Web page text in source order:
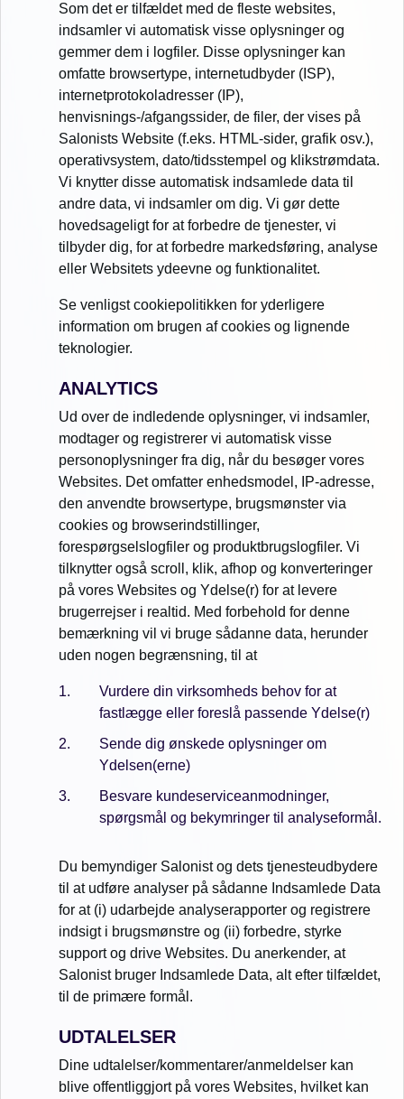
Som det er tilfældet med de fleste websites,
indsamler vi automatisk visse oplysninger og
gemmer dem i logfiler. Disse oplysninger kan
omfatte browsertype, internetudbyder (ISP),
internetprotokoladresser (IP),
henvisnings-/afgangssider, de filer, der vises på
Salonists Website (f.eks. HTML-sider, grafik osv.),
operativsystem, dato/tidsstempel og klikstrømdata.
Vi knytter disse automatisk indsamlede data til
andre data, vi indsamler om dig. Vi gør dette
hovedsageligt for at forbedre de tjenester, vi
tilbyder dig, for at forbedre markedsføring, analyse
eller Websitets ydeevne og funktionalitet.
Se venligst cookiepolitikken for yderligere
information om brugen af cookies og lignende
teknologier.
ANALYTICS
Ud over de indledende oplysninger, vi indsamler,
modtager og registrerer vi automatisk visse
personoplysninger fra dig, når du besøger vores
Websites. Det omfatter enhedsmodel, IP-adresse,
den anvendte browsertype, brugsmønster via
cookies og browserindstillinger,
forespørgselslogfiler og produktbrugslogfiler. Vi
tilknytter også scroll, klik, afhop og konverteringer
på vores Websites og Ydelse(r) for at levere
brugerrejser i realtid. Med forbehold for denne
bemærkning vil vi bruge sådanne data, herunder
uden nogen begrænsning, til at
Vurdere din virksomheds behov for at
fastlægge eller foreslå passende Ydelse(r)
Sende dig ønskede oplysninger om
Ydelsen(erne)
Besvare kundeserviceanmodninger,
spørgsmål og bekymringer til analyseformål.
Du bemyndiger Salonist og dets tjenesteudbydere
til at udføre analyser på sådanne Indsamlede Data
for at (i) udarbejde analyserapporter og registrere
indsigt i brugsmønstre og (ii) forbedre, styrke
support og drive Websites. Du anerkender, at
Salonist bruger Indsamlede Data, alt efter tilfældet,
til de primære formål.
UDTALELSER
Dine udtalelser/kommentarer/anmeldelser kan
blive offentliggjort på vores Websites, hvilket kan